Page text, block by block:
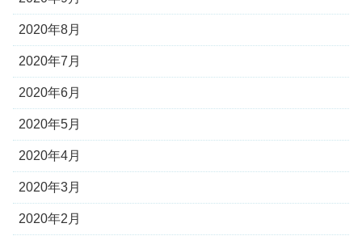
2020年8月
2020年7月
2020年6月
2020年5月
2020年4月
2020年3月
2020年2月